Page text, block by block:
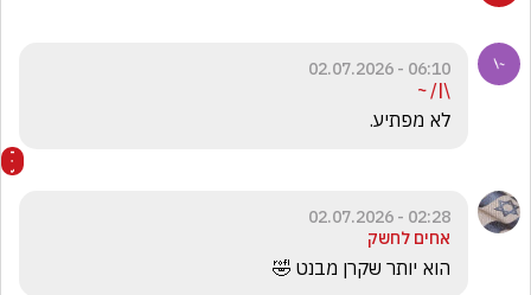
06:10 - 02.07.2026
\|/ ~
לא מפתיע.
02:28 - 02.07.2026
אחים לחשק
הוא יותר שקרן מבנט 🤣